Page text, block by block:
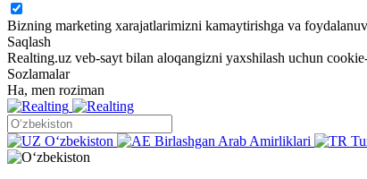
Bizning marketing xarajatlarimizni kamaytirishga va
Saqlash
Realting.uz veb-sayt bilan aloqangizni yaxshilash uchun
Sozlamalar
Ha, men roziman
Oʻzbekiston Birlashgan Arab Amirliklari